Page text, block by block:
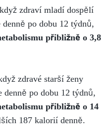
zdraví mladí dospělí
po dobu 12 týdnů,
přibližně o 3,8
zdravé starší ženy
po dobu 12 týdnů,
přibližně o 14
187 kalorií denně.